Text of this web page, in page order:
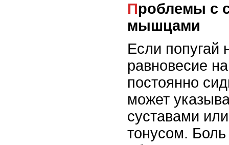
Проблемы с суставами или
мышцами
Если попугай
равновесие
постоянно
может
суставами
тонусом.